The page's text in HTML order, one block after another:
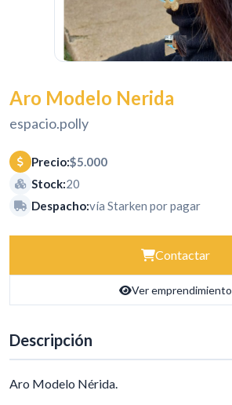
Aro Modelo Nerida
espacio.polly
Precio:$5.000
Stock:20
Despacho:vía Starken por pagar
Contactar
Ver emprendimiento
Descripción
Aro Modelo Nérida.